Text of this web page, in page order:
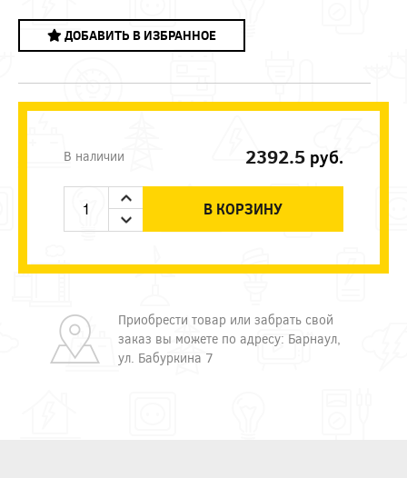
ДОБАВИТЬ В ИЗБРАННОЕ
В наличии 2392.5 руб.
В КОРЗИНУ
Приобрести товар или забрать свой
заказ вы можете по адресу: Барнаул,
ул. Бабуркина 7